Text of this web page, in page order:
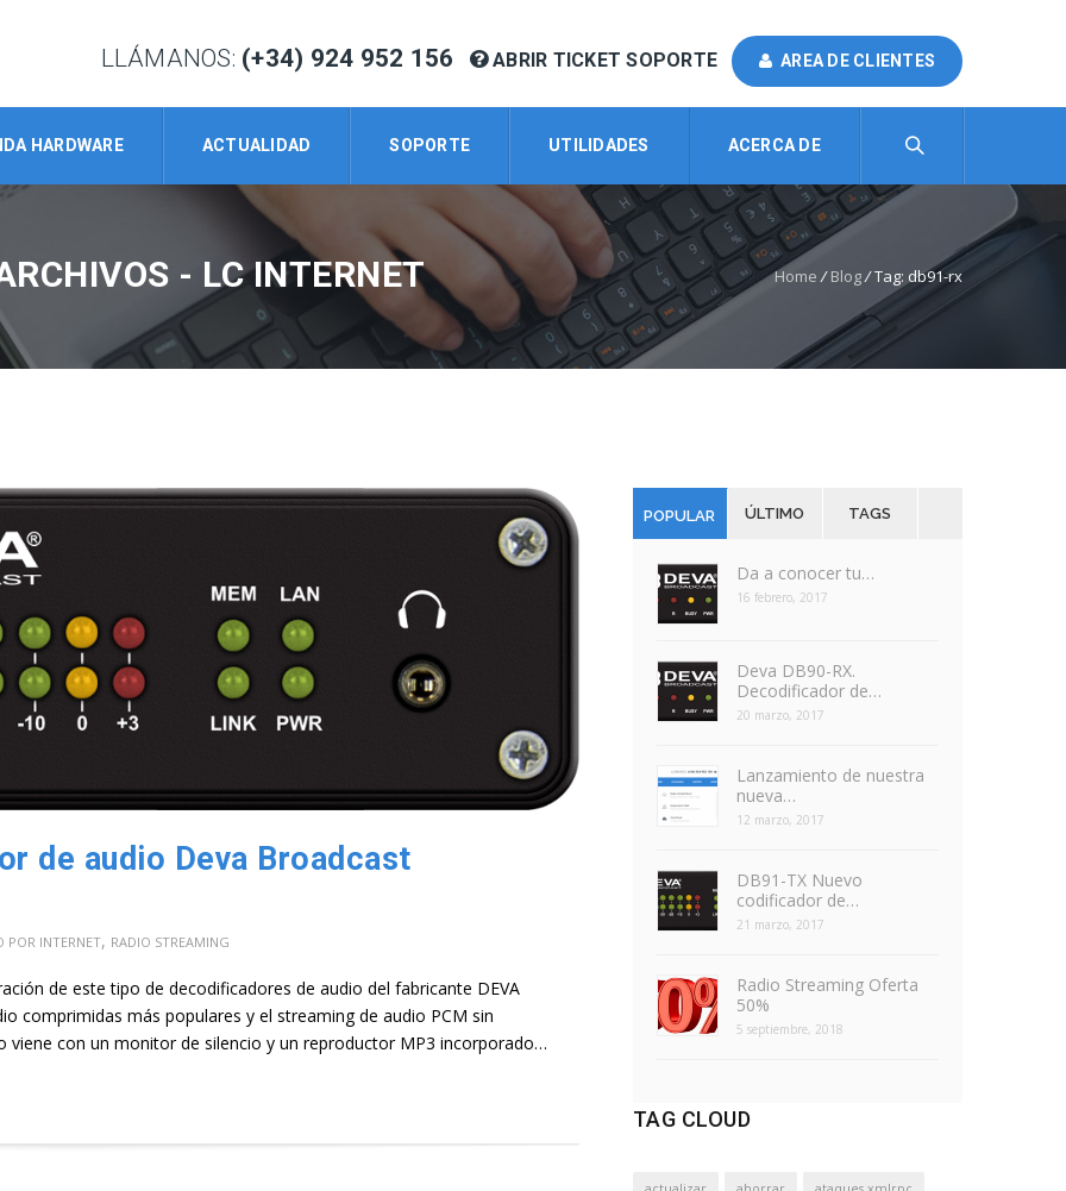
LLÁMANOS: (+34) 924 952 156 ABRIR TICKET SOPORTE AREA DE CLIENTES
HARDWARE ACTUALIDAD SOPORTE UTILIDADES ACERCA DE
- LC INTERNET Home / Blog/Tag: db91-rx
de audio Deva Broadcast
POR INTERNET, RADIO STREAMING
de este tipo de decodificadores de audio del fabricante DEVA
comprimidas más populares y el streaming de audio PCM sin
con un monitor de silencio y un reproductor MP3 incorporado…
POPULAR ÚLTIMO TAGS
Da a conocer tu…
16 febrero, 2017
Deva DB90-RX.
Decodificador de…
20 marzo, 2017
Lanzamiento de nuestra
nueva…
12 marzo, 2017
DB91-TX Nuevo
codificador de…
21 marzo, 2017
Radio Streaming Oferta
50%
5 septiembre, 2018
TAG CLOUD